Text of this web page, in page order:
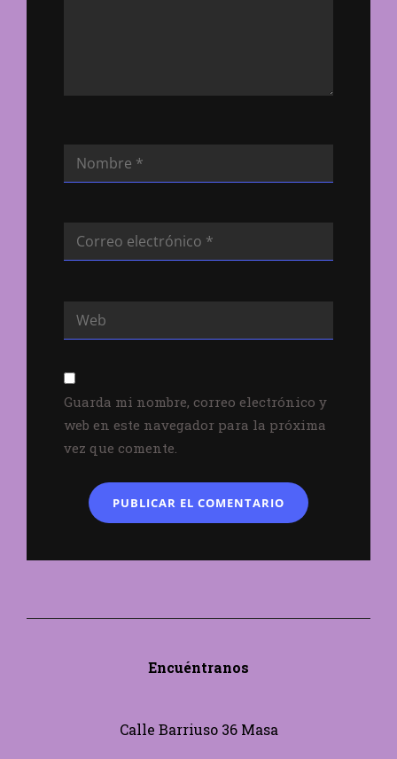
Guarda mi nombre, correo electrónico y
web en este navegador para la próxima
vez que comente.
Encuéntranos
Calle Barriuso 36 Masa